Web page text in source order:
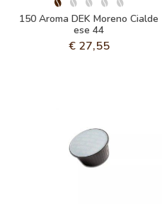
150 Aroma DEK Moreno Cialde
ese 44
€ 27,55